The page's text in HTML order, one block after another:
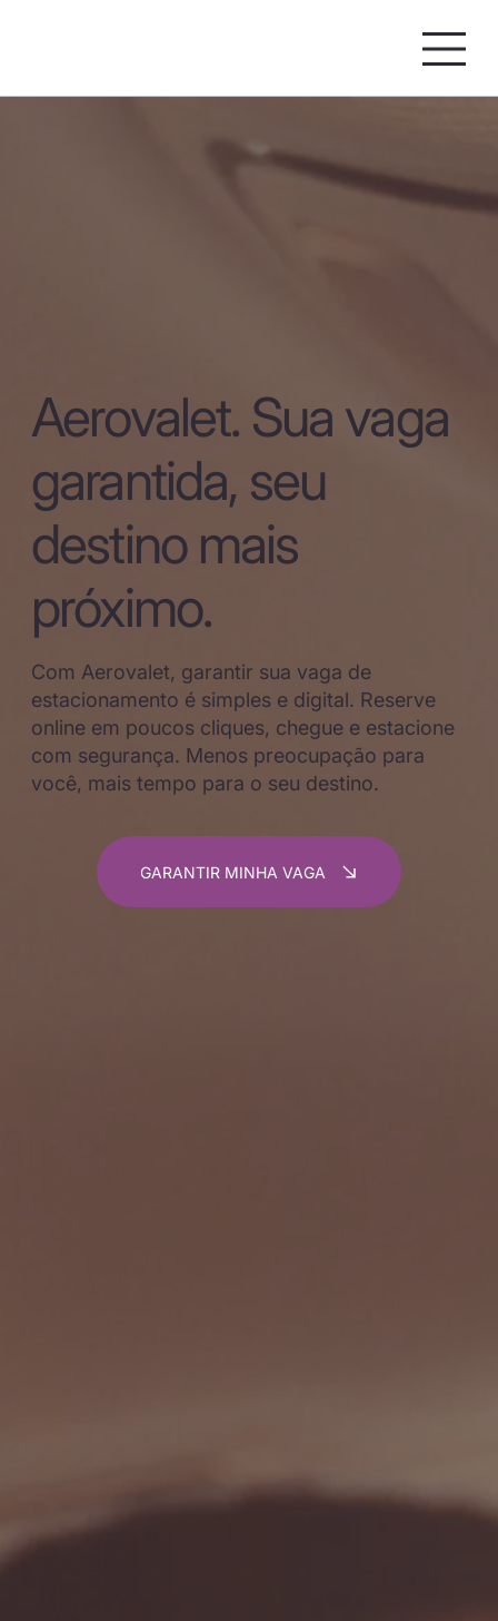
Aerovalet. Sua vaga
garantida, seu
destino mais
próximo.
Com Aerovalet, garantir sua vaga de
estacionamento é simples e digital. Reserve
online em poucos cliques, chegue e estacione
com segurança. Menos preocupação para
você, mais tempo para o seu destino.
GARANTIR MINHA VAGA